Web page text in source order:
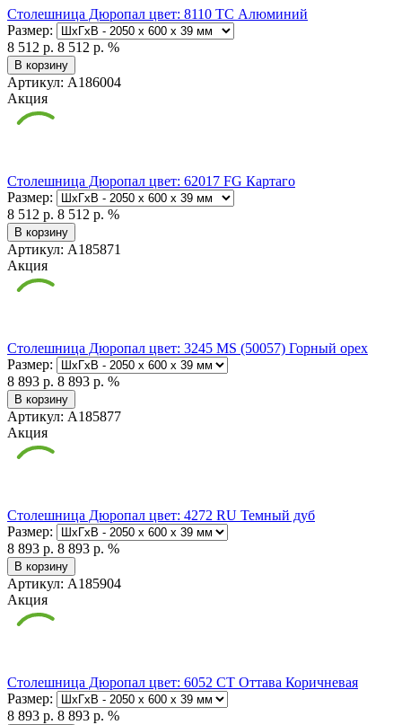
Столешница Дюропал цвет: 8110 TC Алюминий
Размер:
8 512 р. 8 512 р. %
В корзину
Артикул: А186004
Акция
Столешница Дюропал цвет: 62017 FG Картаго
Размер:
8 512 р. 8 512 р. %
В корзину
Артикул: А185871
Акция
Столешница Дюропал цвет: 3245 MS (50057) Горный орех
Размер:
8 893 р. 8 893 р. %
В корзину
Артикул: А185877
Акция
Столешница Дюропал цвет: 4272 RU Темный дуб
Размер:
8 893 р. 8 893 р. %
В корзину
Артикул: А185904
Акция
Столешница Дюропал цвет: 6052 СТ Оттава Коричневая
Размер:
8 893 р. 8 893 р. %